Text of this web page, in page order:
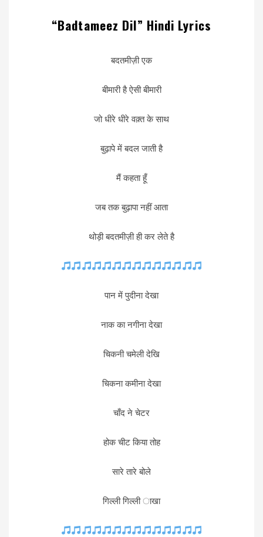
“Badtameez Dil” Hindi Lyrics
बदतमीज़ी एक
बीमारी है ऐसी बीमारी
जो धीरे धीरे वक़्त के साथ
बुढ़ापे में बदल जाती है
मैं कहता हूँ
जब तक बुढ़ापा नहीं आता
थोड़ी बदतमीज़ी ही कर लेते है
पान में पुदीना देखा
नाक का नगीना देखा
चिकनी चमेली देखि
चिकना कमीना देखा
चाँद ने चेटर
होक चीट किया तोह
सारे तारे बोले
गिल्ली गिल्ली ाखा